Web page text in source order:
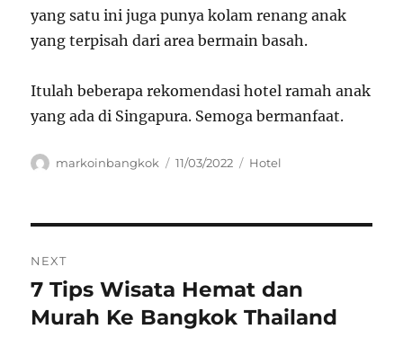
yang satu ini juga punya kolam renang anak
yang terpisah dari area bermain basah.
Itulah beberapa rekomendasi hotel ramah anak
yang ada di Singapura. Semoga bermanfaat.
Author
markoinbangkok
Posted
11/03/2022 Categories
Hotel
pos
NEXT
Next
post:
7 Tips Wisata Hemat dan
Murah Ke Bangkok Thailand